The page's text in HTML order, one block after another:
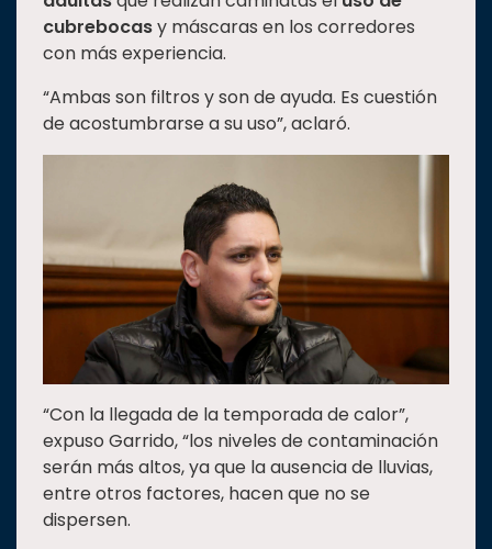
cubrebocasy máscaras en los corredores
con más experiencia.
“Ambas son filtros y son de ayuda. Es cuestión
de acostumbrarse a su uso”, aclaró.
“Con la llegada de la temporada de calor”,
expuso Garrido, “los niveles de contaminación
serán más altos, ya que la ausencia de lluvias,
entre otros factores, hacen que no se
dispersen.